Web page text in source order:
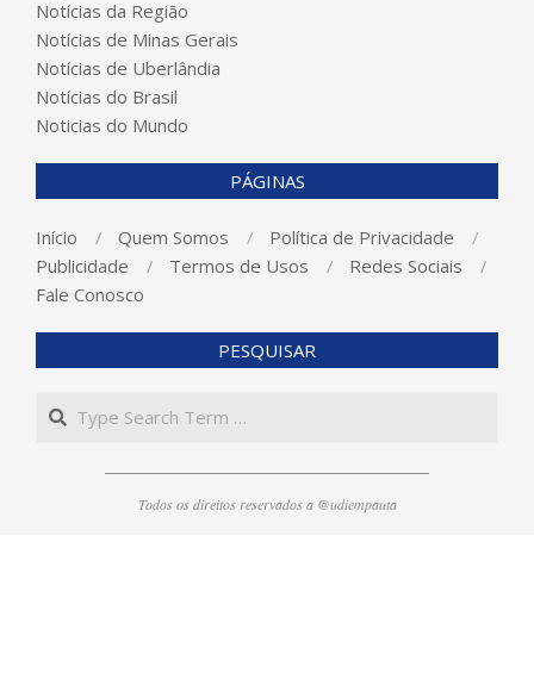
Notícias da Região
Notícias de Minas Gerais
Notícias de Uberlândia
Notícias do Brasil
Noticias do Mundo
PÁGINAS
Início Quem Somos
Política de Privacidade
Publicidade
Termos de Usos
Redes Sociais
Fale Conosco
PESQUISAR
Search
Todos os direitos reservados a @udiempauta